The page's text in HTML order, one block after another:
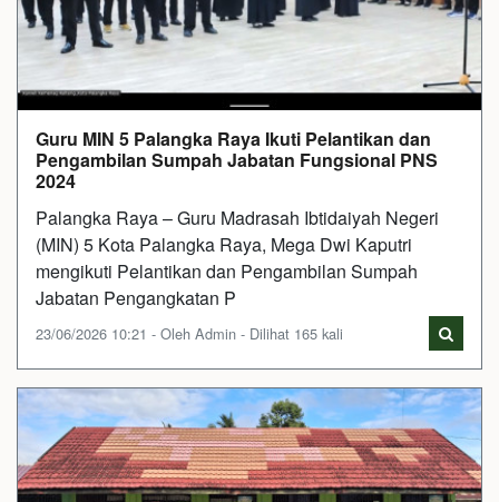
Guru MIN 5 Palangka Raya Ikuti Pelantikan dan
Pengambilan Sumpah Jabatan Fungsional PNS
2024
Palangka Raya – Guru Madrasah Ibtidaiyah Negeri
(MIN) 5 Kota Palangka Raya, Mega Dwi Kaputri
mengikuti Pelantikan dan Pengambilan Sumpah
Jabatan Pengangkatan P
23/06/2026 10:21 - Oleh Admin - Dilihat 165 kali